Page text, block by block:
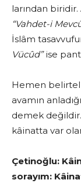
larından
“Vahdet-i
İslâm
Vücûd”ise
Hemen
avamın
demek
kâinatta var
Çetinoğlu:
sorayım: